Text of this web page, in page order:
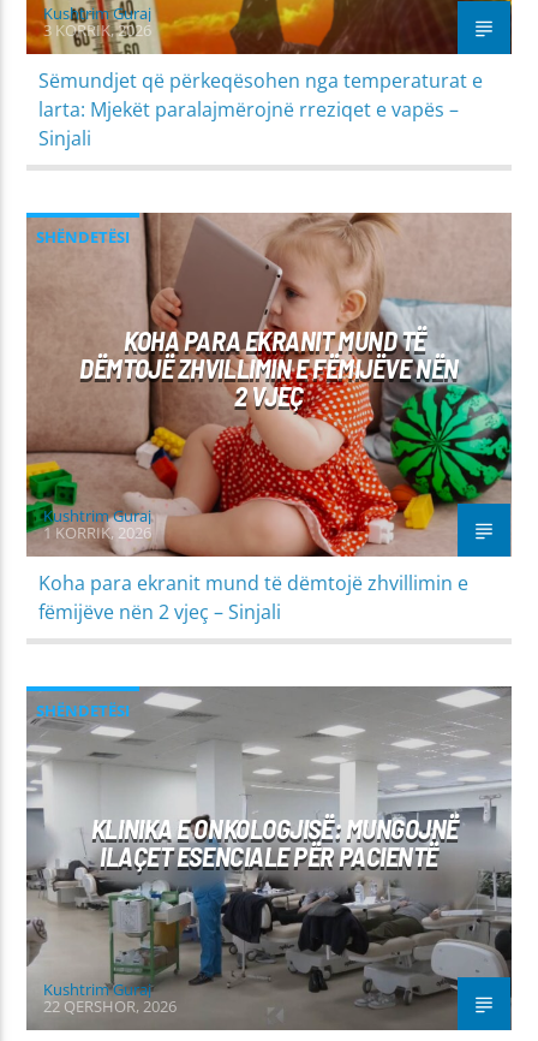
Kushtrim Guraj
3 KORRIK, 2026
Sëmundjet që përkeqësohen nga temperaturat e
larta: Mjekët paralajmërojnë rreziqet e vapës –
Sinjali
SHËNDETËSI
KOHA PARA EKRANIT MUND TË
DËMTOJË ZHVILLIMIN E FËMIJËVE NËN
2 VJEÇ
Kushtrim Guraj
1 KORRIK, 2026
Koha para ekranit mund të dëmtojë zhvillimin e
fëmijëve nën 2 vjeç – Sinjali
SHËNDETËSI
KLINIKA E ONKOLOGJISË: MUNGOJNË
ILAÇET ESENCIALE PËR PACIENTË
Kushtrim Guraj
22 QERSHOR, 2026